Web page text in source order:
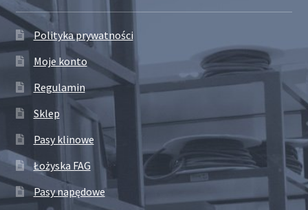
Polityka prywatności
Moje konto
Regulamin
Sklep
Pasy klinowe
Łożyska FAG
Pasy napędowe